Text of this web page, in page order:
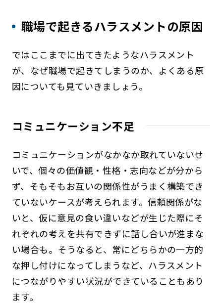
職場で起きるハラスメントの原因
ではここまでに出てきたようなハラスメント
が、なぜ職場で起きてしまうのか、よくある原
因についても見ていきましょう。
コミュニケーション不足
コミュニケーションがなかなか取れていないせ
いで、個々の価値観・性格・志向などが分から
ず、そもそもお互いの関係性がうまく構築でき
ていないケースが考えられます。信頼関係がな
いと、仮に意見の食い違いなどが生じた際にそ
れぞれの考えを共有できずに話し合いが進まな
い場合も。そうなると、常にどちらかの一方的
な押し付けになってしまうなど、ハラスメント
につながりやすい状況ができていることもあり
ます。